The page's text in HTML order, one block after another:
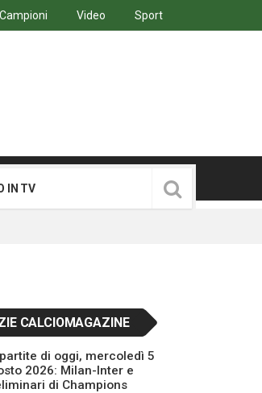
Video Sport
IN TV
CALCIOMAGAZINE
di oggi, mercoledì 5
2026: Milan-Inter e
di Champions